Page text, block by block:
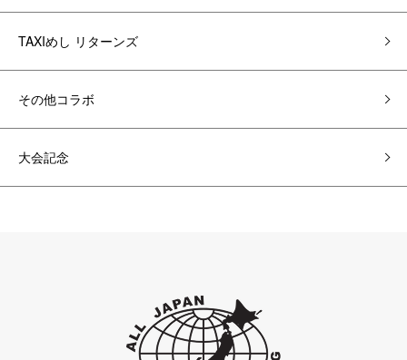
TAXIめし リターンズ
その他コラボ
大会記念